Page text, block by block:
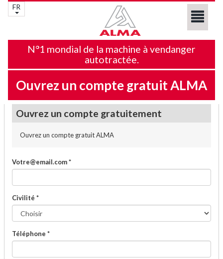
FR
N°1 mondial de la machine à vendanger
autotractée.
Ouvrez un compte gratuit ALMA
Ouvrez un compte gratuitement
Ouvrez un compte gratuit ALMA
Votre@email.com *
Civilité *
Téléphone *